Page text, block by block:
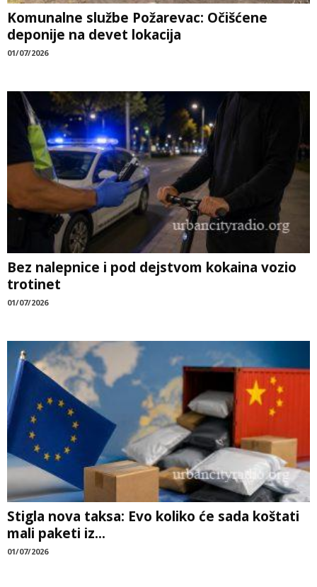
Komunalne službe Požarevac: Očišćene
deponije na devet lokacija
01/07/2026
Bez nalepnice i pod dejstvom kokaina vozio
trotinet
01/07/2026
Stigla nova taksa: Evo koliko će sada koštati
mali paketi iz...
01/07/2026